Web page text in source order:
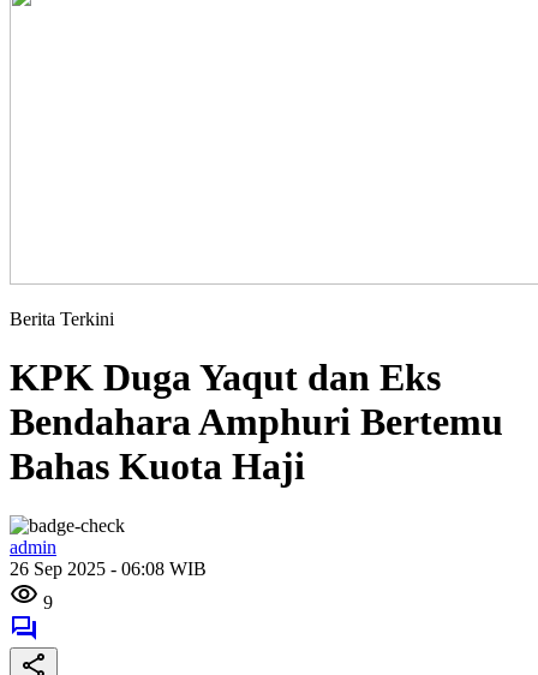
Berita Terkini
KPK Duga Yaqut dan Eks
Bendahara Amphuri Bertemu
Bahas Kuota Haji
admin
26 Sep 2025 - 06:08 WIB
9